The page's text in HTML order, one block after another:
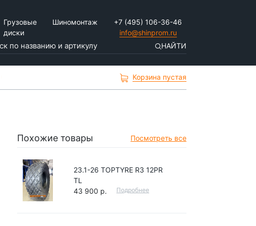
Грузовые
диски
Шиномонтаж
+7 (495) 106-36-46
info@shinprom.ru
НАЙТИ
Корзина пустая
Похожие товары Посмотреть все
23.1-26 TOPTYRE R3 12PR
TL
43 900 р.
Подробнее